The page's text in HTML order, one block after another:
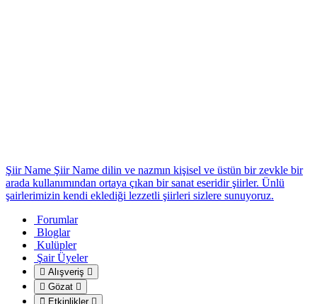
Şiir Name Şiir Name dilin ve nazmın kişisel ve üstün bir zevkle bir
arada kullanımından ortaya çıkan bir sanat eseridir şiirler. Ünlü
şairlerimizin kendi eklediği lezzetli şiirleri sizlere sunuyoruz.
Forumlar
Bloglar
Kulüpler
Şair Üyeler
Alışveriş
Gözat
Etkinlikler